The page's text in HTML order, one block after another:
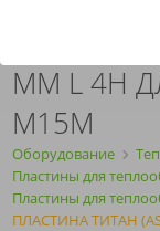
ММ L 4H
M15M
Оборудование
Пластины для
Пластины для
ПЛАСТИНА ТИТАН